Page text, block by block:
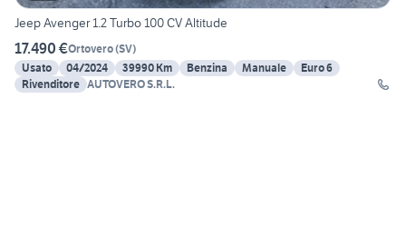
Jeep Avenger 1.2 Turbo 100 CV Altitude
17.490 €Ortovero(SV)
Usato
04/2024 39990 Km Benzina Manuale
Euro 6
Rivenditore AUTOVERO S.R.L.